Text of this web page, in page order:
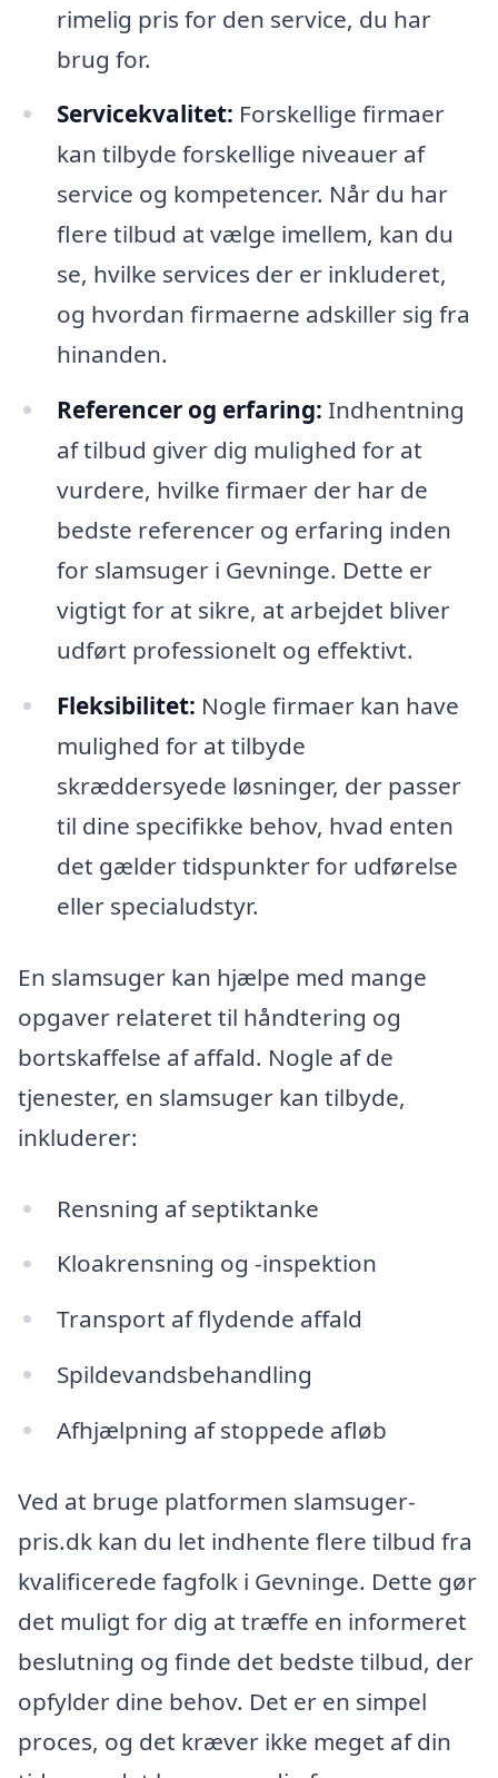
rimelig pris for den service, du har
brug for.
Servicekvalitet: Forskellige firmaer
kan tilbyde forskellige niveauer af
service og kompetencer. Når du har
flere tilbud at vælge imellem, kan du
se, hvilke services der er inkluderet,
og hvordan firmaerne adskiller sig fra
hinanden.
Referencer og erfaring: Indhentning
af tilbud giver dig mulighed for at
vurdere, hvilke firmaer der har de
bedste referencer og erfaring inden
for slamsuger i Gevninge. Dette er
vigtigt for at sikre, at arbejdet bliver
udført professionelt og effektivt.
Fleksibilitet: Nogle firmaer kan have
mulighed for at tilbyde
skræddersyede løsninger, der passer
til dine specifikke behov, hvad enten
det gælder tidspunkter for udførelse
eller specialudstyr.
En slamsuger kan hjælpe med mange
opgaver relateret til håndtering og
bortskaffelse af affald. Nogle af de
tjenester, en slamsuger kan tilbyde,
inkluderer:
Rensning af septiktanke
Kloakrensning og -inspektion
Transport af flydende affald
Spildevandsbehandling
Afhjælpning af stoppede afløb
Ved at bruge platformen slamsuger-
pris.dk kan du let indhente flere tilbud fra
kvalificerede fagfolk i Gevninge. Dette gør
det muligt for dig at træffe en informeret
beslutning og finde det bedste tilbud, der
opfylder dine behov. Det er en simpel
proces, og det kræver ikke meget af din